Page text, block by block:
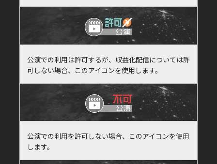
公演での利用は許可するが、収益化配信については許
可しない場合、このアイコンを使用します。
公演での利用を許可しない場合、このアイコンを使用
します。